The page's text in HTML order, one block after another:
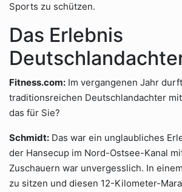
Sports zu schützen.
Das Erlebnis
Fitness.com: Im vergangenen Jahr
traditionsreichen Deutschlandachter
das für Sie?
Schmidt: Das war ein unglaubliches
der Hansecup im Nord-Ostsee-Kanal
Zuschauern war unvergesslich. In
zu sitzen und diesen 12-Kilometer-